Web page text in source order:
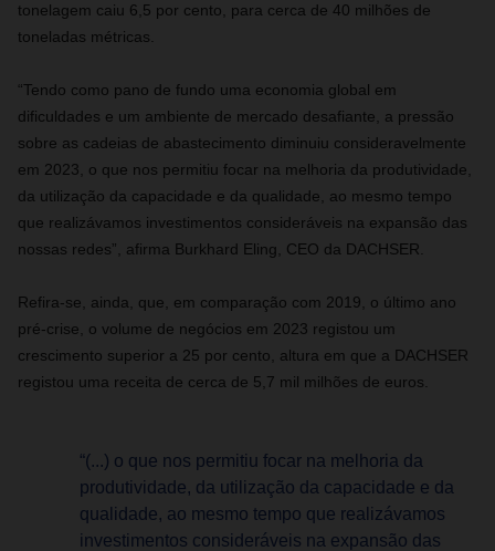
tonelagem caiu 6,5 por cento, para cerca de 40 milhões de
toneladas métricas.
“Tendo como pano de fundo uma economia global em
dificuldades e um ambiente de mercado desafiante, a pressão
sobre as cadeias de abastecimento diminuiu consideravelmente
em 2023, o que nos permitiu focar na melhoria da produtividade,
da utilização da capacidade e da qualidade, ao mesmo tempo
que realizávamos investimentos consideráveis na expansão das
nossas redes”, afirma Burkhard Eling, CEO da DACHSER.
Refira-se, ainda, que, em comparação com 2019, o último ano
pré-crise, o volume de negócios em 2023 registou um
crescimento superior a 25 por cento, altura em que a DACHSER
registou uma receita de cerca de 5,7 mil milhões de euros.
“(...) o que nos permitiu focar na melhoria da
produtividade, da utilização da capacidade e da
qualidade, ao mesmo tempo que realizávamos
investimentos consideráveis na expansão das